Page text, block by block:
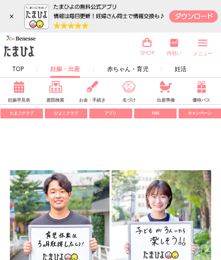
×
TOP 妊娠・出産 赤ちゃん・育児 妊活
SHOP 内祝い メニュー
妊娠早見表 産院検索 お金・手続き 名づけ 出産準備 優待パス
たまごクラブ ひよこクラブ アプリ SNS キャンペーン